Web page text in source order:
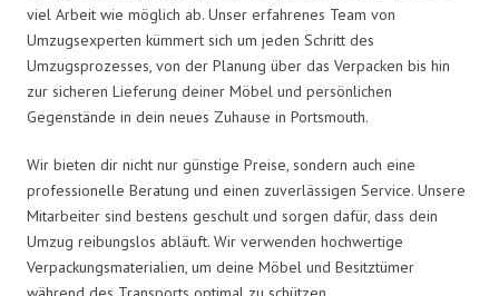
viel Arbeit wie möglich ab. Unser erfahrenes Team von
Umzugsexperten kümmert sich um jeden Schritt des
Umzugsprozesses, von der Planung über das Verpacken bis hin
zur sicheren Lieferung deiner Möbel und persönlichen
Gegenstände in dein neues Zuhause in Portsmouth.
Wir bieten dir nicht nur günstige Preise, sondern auch eine
professionelle Beratung und einen zuverlässigen Service. Unsere
Mitarbeiter sind bestens geschult und sorgen dafür, dass dein
Umzug reibungslos abläuft. Wir verwenden hochwertige
Verpackungsmaterialien, um deine Möbel und Besitztümer